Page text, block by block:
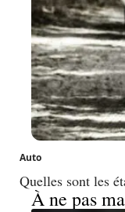
Auto
Quelles sont les
À ne pas